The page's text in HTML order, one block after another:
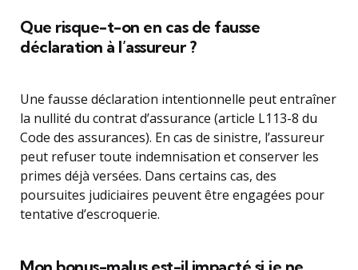
Que risque-t-on en cas de fausse
déclaration à l’assureur ?
Une fausse déclaration intentionnelle peut entraîner
la nullité du contrat d’assurance (article L113-8 du
Code des assurances). En cas de sinistre, l’assureur
peut refuser toute indemnisation et conserver les
primes déjà versées. Dans certains cas, des
poursuites judiciaires peuvent être engagées pour
tentative d’escroquerie.